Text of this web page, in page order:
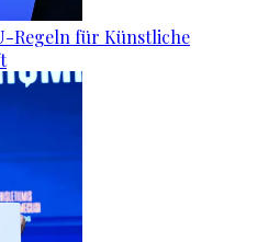
Regeln für Künstliche